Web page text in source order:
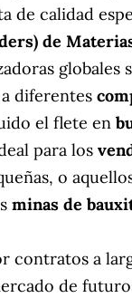
de calidad
de
globales
diferentes
el flete en
para los
o
minas de
contratos a
de